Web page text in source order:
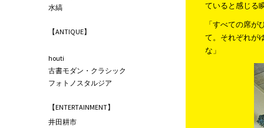
ていると感じる
「すべての席
て。それぞれが
な」
水縞
【ANTIQUE】
houti
古書モダン・クラシック
フォトノスタルジア
【ENTERTAINMENT】
井田耕市